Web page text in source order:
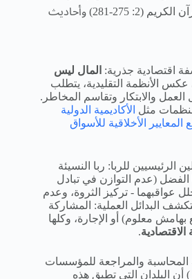
كما هو مذكور في آيات القرآن الكريم (2: 275-281) وأحاديث
اقتصادية جذرية: المال ليس
الأنظمة التقليدية، يتطلب
العمل والابتكار وتقاسم المخاطر.
مثل الأكاديمية الدولية
الأخلاقية للأسواق
للربا: ربا النسيئة
الفضل (عدم التوازن في تبادل
عواقبهما - تركيز الثروة، وعدم
البدائل العملية: المشاركة
بهامش معلوم) أو الإجارة، وكلها
الاقتصادية.
والمراجعة للمؤسسات
) أن البلدان التي تطبق هذه